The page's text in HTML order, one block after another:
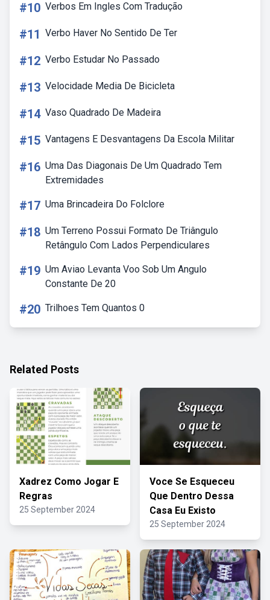
#10 Verbos Em Ingles Com Tradução
#11 Verbo Haver No Sentido De Ter
#12 Verbo Estudar No Passado
#13 Velocidade Media De Bicicleta
#14 Vaso Quadrado De Madeira
#15 Vantagens E Desvantagens Da Escola Militar
#16 Uma Das Diagonais De Um Quadrado Tem
Extremidades
#17 Uma Brincadeira Do Folclore
#18 Um Terreno Possui Formato De Triângulo
Retângulo Com Lados Perpendiculares
#19 Um Aviao Levanta Voo Sob Um Angulo
Constante De 20
#20 Trilhoes Tem Quantos 0
Related Posts
Xadrez Como Jogar E
Regras
25 September 2024
Voce Se Esqueceu
Que Dentro Dessa
Casa Eu Existo
25 September 2024